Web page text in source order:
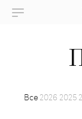
Все2026 2025